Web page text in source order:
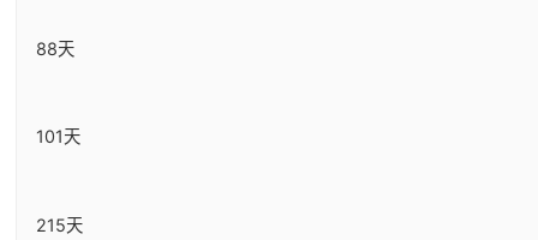
88天
101天
215天